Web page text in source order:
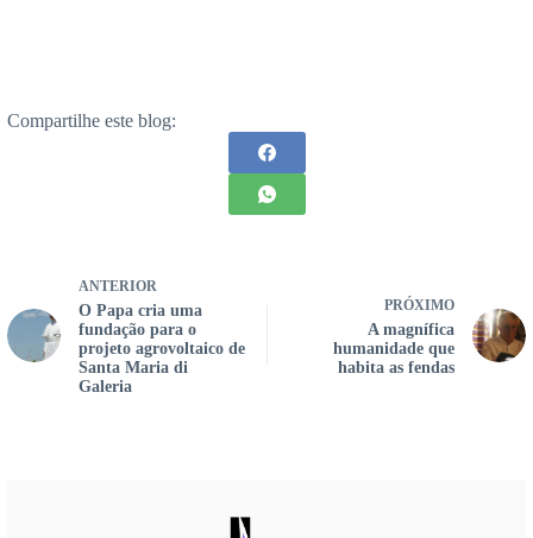
Compartilhe este blog:
ANTERIOR
O Papa cria uma
fundação para o
projeto agrovoltaico de
Santa Maria di
Galeria
PRÓXIMO
A magnífica
humanidade que
habita as fendas